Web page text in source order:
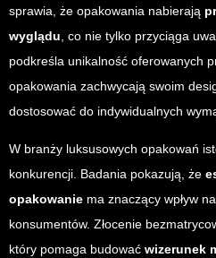
sprawia, że opakowania nabierają
wyglądu , co nie tylko przyciąga
podkreśla unikalność oferowanych
opakowania zachwycają swoim
dostosować do indywidualnych
W branży luksusowych opakowań
konkurencji. Badania pokazują, że
opakowanie ma znaczący wpływ
konsumentów. Złocenie
który pomaga budować wizerunek